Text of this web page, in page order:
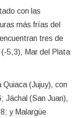
con las
más frías del
tres de
(-5,3), Mar del Plata
Quiaca (Jujuy), con
Jáchal (San Juan),
y Malargüe